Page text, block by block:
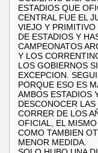
ESTADIOS QUE
CENTRAL FUE EL
VIEJO Y
DE ESTADIOS Y
CAMPEONATOS
Y LOS
LOS GOBIERNOS
EXCEPCION.
PORQUE ESO ES
AMBOS ESTADIOS
DESCONOCER
CORRER DE LOS
OFICIAL, EL
COMO TAMBIEN
MENOR MEDIDA.